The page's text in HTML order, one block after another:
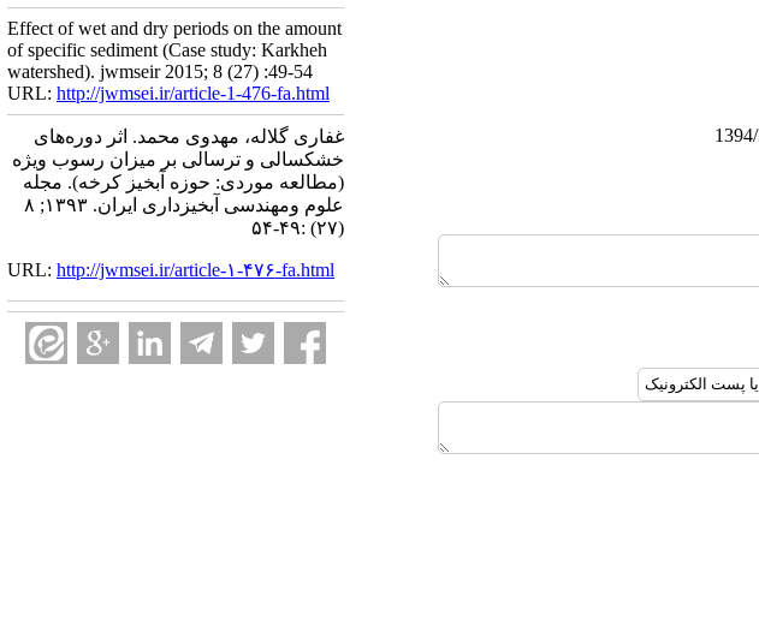
Effect of wet and dry periods on the amount
of specific sediment (Case study: Karkheh
watershed). jwmseir 2015; 8 (27) :49-54
URL: http://jwmsei.ir/article-1-476-fa.html
غفاری گلاله، مهدوی محمد. اثر دوره‌های
خشکسالی و ترسالی بر میزان رسوب ویژه
(مطالعه موردی: حوزه آبخیز کرخه). مجله
علوم ومهندسی آبخیزداری ایران. ۱۳۹۳; ۸
(۲۷) :۴۹-۵۴
URL: http://jwmsei.ir/article-۱-۴۷۶-fa.html